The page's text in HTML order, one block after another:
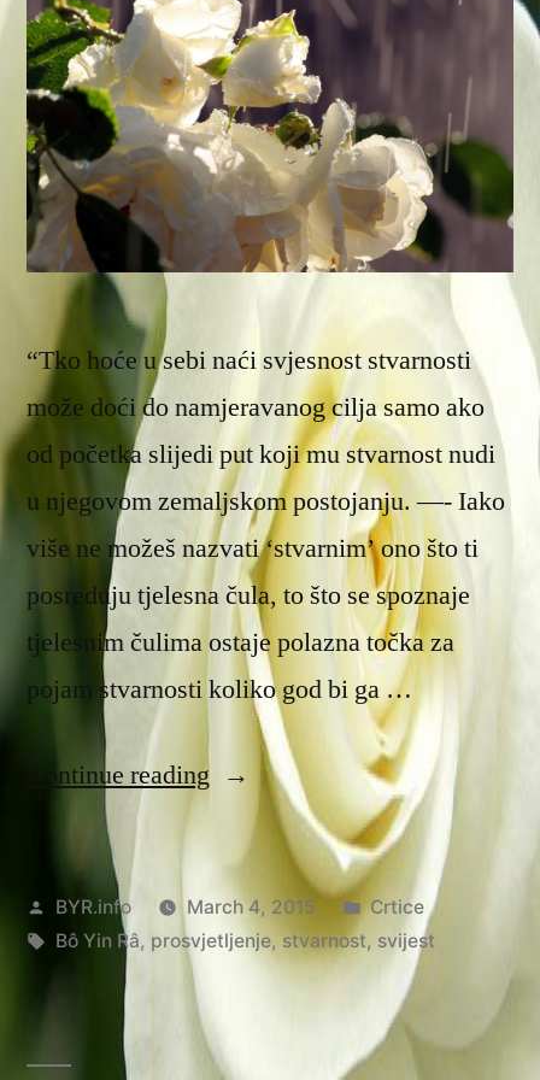
“Tko hoće u sebi naći svjesnost stvarnosti
može doći do namjeravanog cilja samo ako
od početka slijedi put koji mu stvarnost nudi
u njegovom zemaljskom postojanju. —- Iako
više ne možeš nazvati ‘stvarnim’ ono što ti
posreduju tjelesna čula, to što se spoznaje
tjelesnim čulima ostaje polazna točka za
pojam stvarnosti koliko god bi ga …
Continue reading “Svjesnost
stvarnosti”
Posted
by
BYR.info March 4, 2015
Posted
in
Crtice
Tags:
Bô Yin Râ, prosvjetljenje, stvarnost, svijest